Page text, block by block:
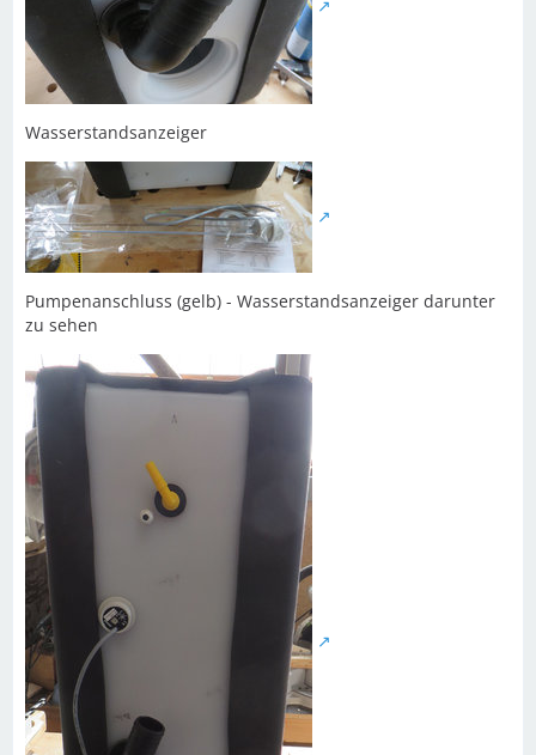
Wasserstandsanzeiger
Pumpenanschluss (gelb) - Wasserstandsanzeiger darunter
zu sehen